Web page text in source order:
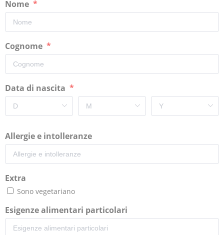
Nome
Cognome
Data di nascita
Allergie e intolleranze
Extra
Sono vegetariano
Esigenze alimentari particolari